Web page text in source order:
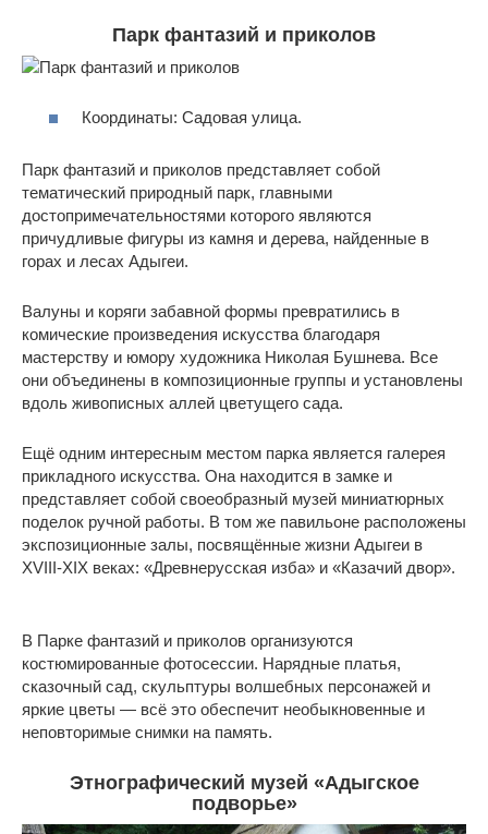
Парк фантазий и приколов
Координаты: Садовая улица.
Парк фантазий и приколов представляет собой
тематический природный парк, главными
достопримечательностями которого являются
причудливые фигуры из камня и дерева, найденные в
горах и лесах Адыгеи.
Валуны и коряги забавной формы превратились в
комические произведения искусства благодаря
мастерству и юмору художника Николая Бушнева. Все
они объединены в композиционные группы и установлены
вдоль живописных аллей цветущего сада.
Ещё одним интересным местом парка является галерея
прикладного искусства. Она находится в замке и
представляет собой своеобразный музей миниатюрных
поделок ручной работы. В том же павильоне расположены
экспозиционные залы, посвящённые жизни Адыгеи в
XVIII-XIX веках: «Древнерусская изба» и «Казачий двор».
В Парке фантазий и приколов организуются
костюмированные фотосессии. Нарядные платья,
сказочный сад, скульптуры волшебных персонажей и
яркие цветы — всё это обеспечит необыкновенные и
неповторимые снимки на память.
Этнографический музей «Адыгское
подворье»